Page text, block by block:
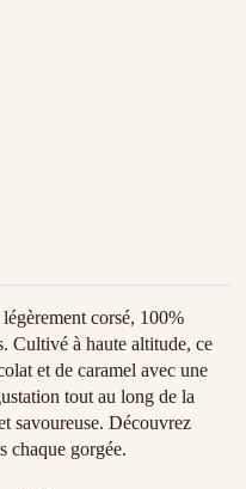
corsé, 100%
Cultivé à haute altitude, ce
et de caramel avec une
tout au long de la
savoureuse. Découvrez
chaque gorgée.